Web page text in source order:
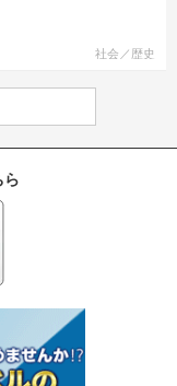
社会／歴史